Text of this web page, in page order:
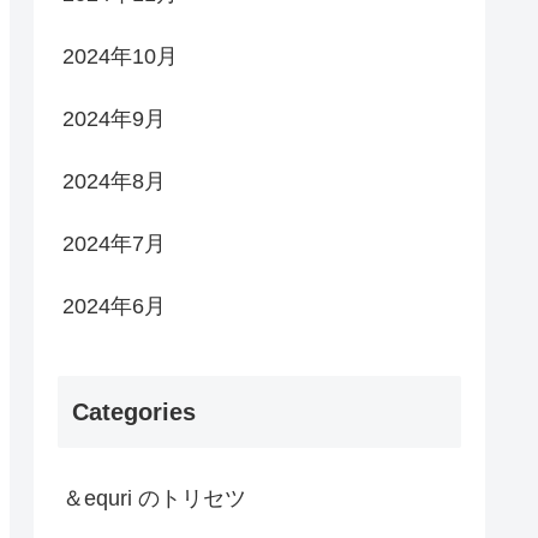
2024年10月
2024年9月
2024年8月
2024年7月
2024年6月
Categories
＆equri のトリセツ